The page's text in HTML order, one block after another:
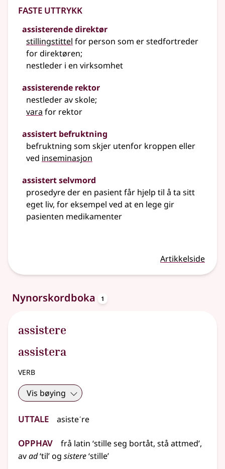
Faste uttrykk
assisterende direktør
stillingstittel for person som er stedfortreder
for direktøren;
nestleder i en virksomhet
assisterende rektor
nestleder av skole;
vara for rektor
assistert befruktning
befruktning som skjer utenfor kroppen eller
ved inseminasjon
assistert selvmord
prosedyre der en pasient får hjelp til å ta sitt
eget liv, for eksempel ved at en lege gir
pasienten medikamenter
Artikkelside
Nynorskordboka 1
assistere
assistera
verb
Vis bøying
Uttale asisteˊre
Opphav frå latin ‘stille seg bortåt, stå attmed’,
avad‘til’ og sistere‘stille’